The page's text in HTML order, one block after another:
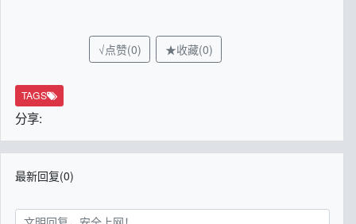
√点赞(0) ★收藏(0)
TAGS
分享:
最新回复(0)